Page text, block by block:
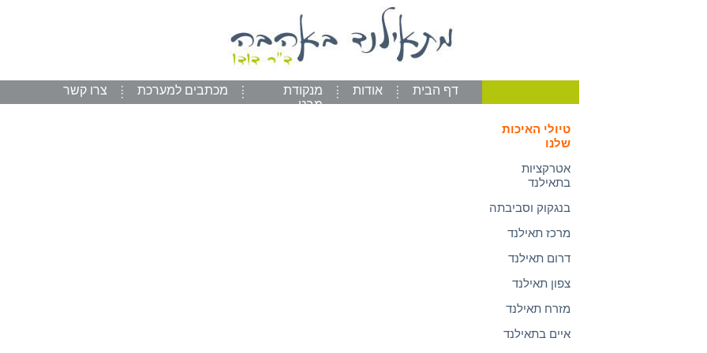
דף הבית אודות
מנקודת
מבט
מכתבים למערכת צרו קשר
טיולי האיכות
שלנו
אטרקציות
בתאילנד
בנגקוק וסביבתה
מרכז תאילנד
דרום תאילנד
צפון תאילנד
מזרח תאילנד
איים בתאילנד